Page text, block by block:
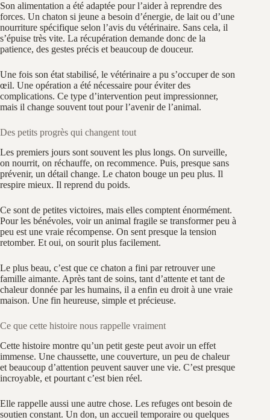
Son alimentation a été adaptée pour l’aider à reprendre des
forces. Un chaton si jeune a besoin d’énergie, de lait ou d’une
nourriture spécifique selon l’avis du vétérinaire. Sans cela, il
s’épuise très vite. La récupération demande donc de la
patience, des gestes précis et beaucoup de douceur.
Une fois son état stabilisé, le vétérinaire a pu s’occuper de son
œil. Une opération a été nécessaire pour éviter des
complications. Ce type d’intervention peut impressionner,
mais il change souvent tout pour l’avenir de l’animal.
Des petits progrès qui changent tout
Les premiers jours sont souvent les plus longs. On surveille,
on nourrit, on réchauffe, on recommence. Puis, presque sans
prévenir, un détail change. Le chaton bouge un peu plus. Il
respire mieux. Il reprend du poids.
Ce sont de petites victoires, mais elles comptent énormément.
Pour les bénévoles, voir un animal fragile se transformer peu à
peu est une vraie récompense. On sent presque la tension
retomber. Et oui, on sourit plus facilement.
Le plus beau, c’est que ce chaton a fini par retrouver une
famille aimante. Après tant de soins, tant d’attente et tant de
chaleur donnée par les humains, il a enfin eu droit à une vraie
maison. Une fin heureuse, simple et précieuse.
Ce que cette histoire nous rappelle vraiment
Cette histoire montre qu’un petit geste peut avoir un effet
immense. Une chaussette, une couverture, un peu de chaleur
et beaucoup d’attention peuvent sauver une vie. C’est presque
incroyable, et pourtant c’est bien réel.
Elle rappelle aussi une autre chose. Les refuges ont besoin de
soutien constant. Un don, un accueil temporaire ou quelques